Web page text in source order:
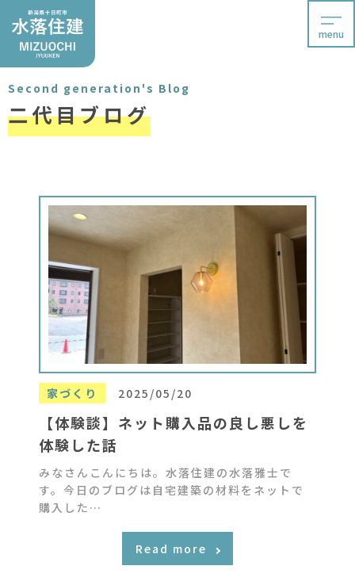
menu
Second generation's Blog
二代目ブログ
家づくり 2025/05/20
【体験談】ネット購入品の良し悪しを
体験した話
みなさんこんにちは。水落住建の水落雅士で
す。今日のブログは自宅建築の材料をネットで
購入した…
Read more